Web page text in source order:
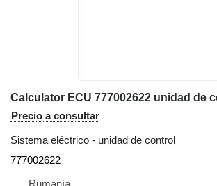
Precio a consultar
Sistema eléctrico - unidad de control
777002622
Rumanía